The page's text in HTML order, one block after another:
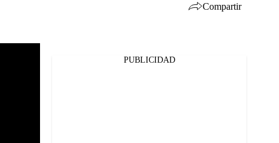
Compartir
PUBLICIDAD